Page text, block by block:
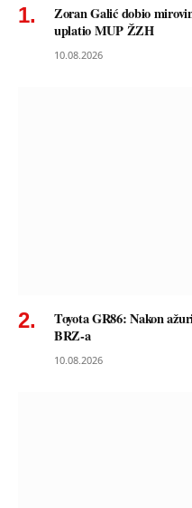
Zoran Galić dobio
uplatio MUP ŽZH
10.08.2026
Toyota GR86: Nakon
BRZ-a
10.08.2026